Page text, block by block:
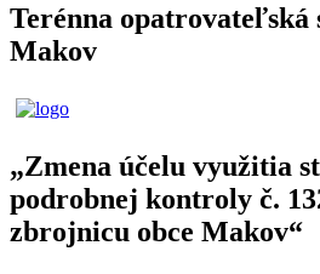
Terénna opatrovateľská
Makov
„Zmena účelu využitia
podrobnej kontroly č.
zbrojnicu obce Makov“